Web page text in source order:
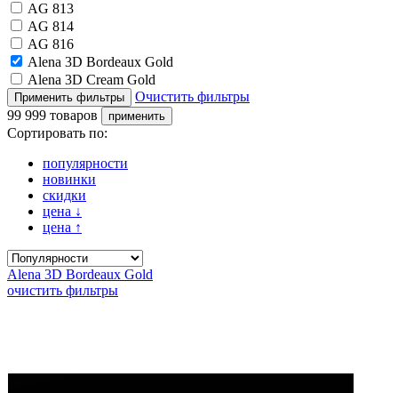
AG 813
AG 814
AG 816
Alena 3D Bordeaux Gold
Alena 3D Cream Gold
Очистить фильтры
99 999 товаров
Сортировать по:
популярности
новинки
скидки
цена ↓
цена ↑
Alena 3D Bordeaux Gold
очистить фильтры